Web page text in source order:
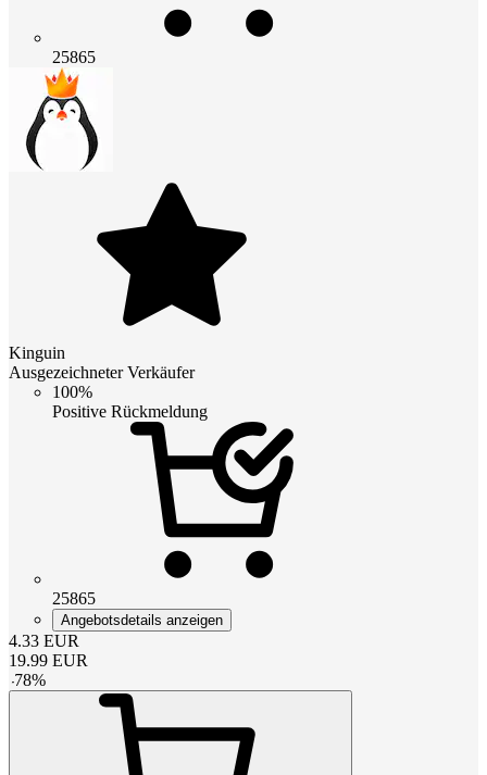
25865
Kinguin
Ausgezeichneter Verkäufer
100%
Positive Rückmeldung
25865
Angebotsdetails anzeigen
4.33 EUR
19.99 EUR
-78%